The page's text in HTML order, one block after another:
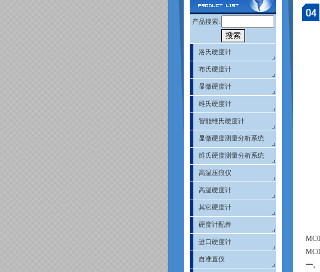
产品搜索:
洛氏硬度计
布氏硬度计
显微硬度计
维氏硬度计
智能维氏硬度计
显微硬度测量分析系统
维氏硬度测量分析系统
高温压痕仪
高温硬度计
其它硬度计
硬度计配件
进口硬度计
自准直仪
一、